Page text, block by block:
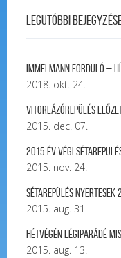
Legutóbbi
Immelmann forduló –
2018. okt. 24.
Vitorlázórepülés
2015. dec. 07.
2015 év végi
2015. nov. 24.
Sétarepülés nyertesek
2015. aug. 31.
Hétvégén légiparádé
2015. aug. 13.